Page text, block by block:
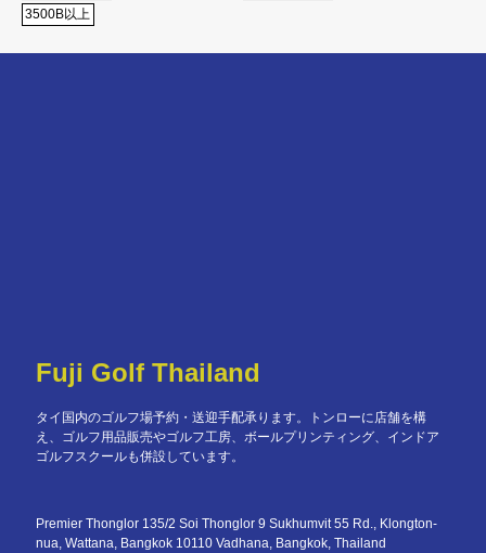
3500B以上
Fuji Golf Thailand
タイ国内のゴルフ場予約・送迎手配承ります。トンローに店舗を構
え、ゴルフ用品販売やゴルフ工房、ボールプリンティング、インドア
ゴルフスクールも併設しています。
Premier Thonglor 135/2 Soi Thonglor 9 Sukhumvit 55 Rd., Klongton-
nua, Wattana, Bangkok 10110 Vadhana, Bangkok, Thailand